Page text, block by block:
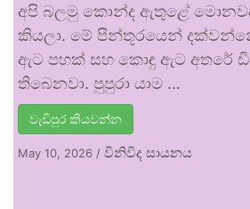
අපි බලමු කොන්ද ඇතුළේ
කියලා. මේ පින්තූරයෙන්
ඇට පහක් සහ කොඳු ඇට අතරේ
තිබෙනවා. පුපුරා යාම …
වැඩිපුර කියවන්න
May 10, 2026 / විනිවිද සායනය